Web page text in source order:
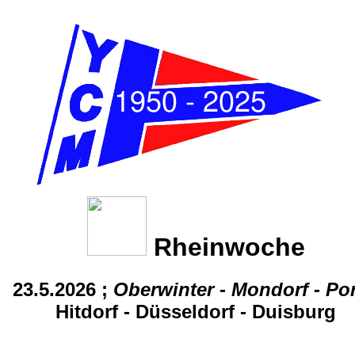
Rheinwoche
23.5.2026 ; Oberwinter - Mondorf -
Hitdorf - Düsseldorf - Duisburg